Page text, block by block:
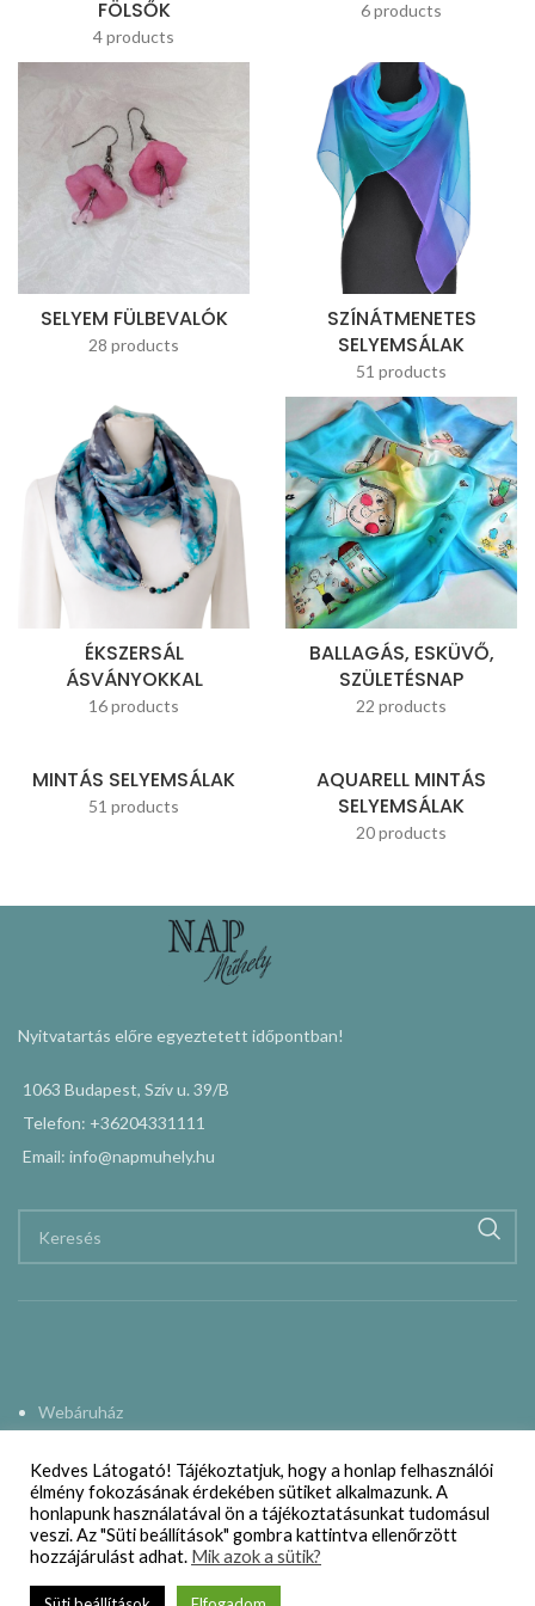
FÖLSŐK
4 products
6 products
SELYEM FÜLBEVALÓK
28 products
SZÍNÁTMENETES
SELYEMSÁLAK
51 products
ÉKSZERSÁL
ÁSVÁNYOKKAL
16 products
BALLAGÁS, ESKÜVŐ,
SZÜLETÉSNAP
22 products
MINTÁS SELYEMSÁLAK
51 products
AQUARELL MINTÁS
SELYEMSÁLAK
20 products
Nyitvatartás előre egyeztetett időpontban!
1063 Budapest, Szív u. 39/B
Telefon: +36204331111
Email: info@napmuhely.hu
Webáruház
Adatkezelési nyilatkozat
Impresszum
Kapcsolat
Kedves Látogató! Tájékoztatjuk, hogy a honlap felhasználói
élmény fokozásának érdekében sütiket alkalmazunk. A
honlapunk használatával ön a tájékoztatásunkat tudomásul
veszi. Az "Süti beállítások" gombra kattintva ellenőrzött
hozzájárulást adhat. Mik azok a sütik?